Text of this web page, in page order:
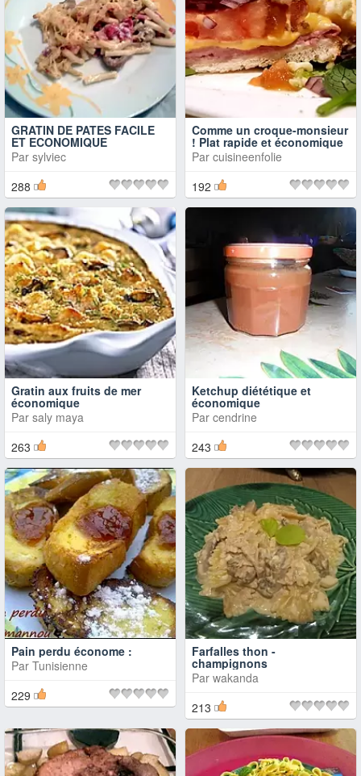
GRATIN DE PATES FACILE
ET ECONOMIQUE
Par sylviec
288
Comme un croque-monsieur
! Plat rapide et économique
Par cuisineenfolie
192
Gratin aux fruits de mer
économique
Par saly maya
263
Ketchup diététique et
économique
Par cendrine
243
Pain perdu économe :
Par Tunisienne
229
Farfalles thon -
champignons
Par wakanda
213